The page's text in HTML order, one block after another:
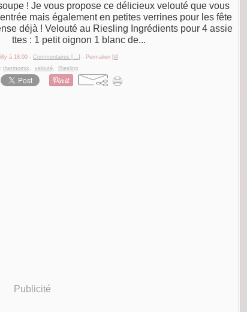
! Je vous propose ce délicieux velouté que vous
mais également en petites verrines pour les fête
déjà ! Velouté au Riesling Ingrédients pour 4 assie
ttes : 1 petit oignon 1 blanc de...
à 18:00 - Commentaires [ …] - Permalien [#]
thermomix , velouté, Riesling
Publicité